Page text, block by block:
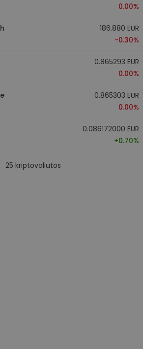
0.00%
186.880 EUR
-0.30%
0.865293 EUR
0.00%
0.865303 EUR
0.00%
0.086172000 EUR
+0.70%
25 kriptovaliutos